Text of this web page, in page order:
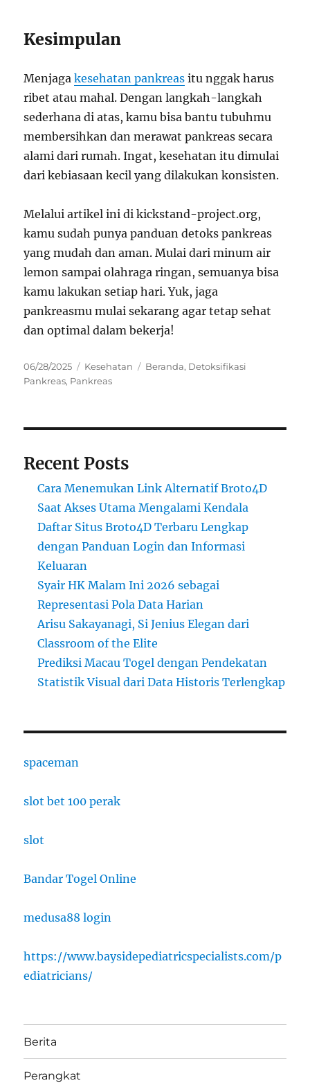
Kesimpulan
Menjagakesehatan pankreas itu nggak harus
ribet atau mahal. Dengan langkah-langkah
sederhana di atas, kamu bisa bantu tubuhmu
membersihkan dan merawat pankreas secara
alami dari rumah. Ingat, kesehatan itu dimulai
dari kebiasaan kecil yang dilakukan konsisten.
Melalui artikel ini di kickstand-project.org,
kamu sudah punya panduan detoks pankreas
yang mudah dan aman. Mulai dari minum air
lemon sampai olahraga ringan, semuanya bisa
kamu lakukan setiap hari. Yuk, jaga
pankreasmu mulai sekarang agar tetap sehat
dan optimal dalam bekerja!
Posted
on
06/28/2025 Categories
Kesehatan Tags
Beranda, Detoksifikasi
Pankreas, Pankreas
Recent Posts
Cara Menemukan Link Alternatif Broto4D
Saat Akses Utama Mengalami Kendala
Daftar Situs Broto4D Terbaru Lengkap
dengan Panduan Login dan Informasi
Keluaran
Syair HK Malam Ini 2026 sebagai
Representasi Pola Data Harian
Arisu Sakayanagi, Si Jenius Elegan dari
Classroom of the Elite
Prediksi Macau Togel dengan Pendekatan
Statistik Visual dari Data Historis Terlengkap
spaceman
slot bet 100 perak
slot
Bandar Togel Online
medusa88 login
https://www.baysidepediatricspecialists.com/p
ediatricians/
Berita
Perangkat